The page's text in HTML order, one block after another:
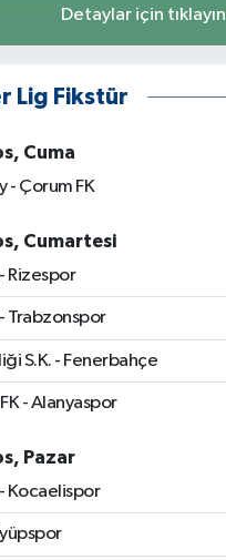
Detaylar için tıklayın
Lig Fikstür
Cuma
- Çorum FK
Cumartesi
Rizespor
Trabzonspor
S.K. - Fenerbahçe
- Alanyaspor
Pazar
Kocaelispor